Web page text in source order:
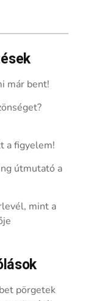
már bent!
a figyelem!
útmutató a
mint a
pörgetek